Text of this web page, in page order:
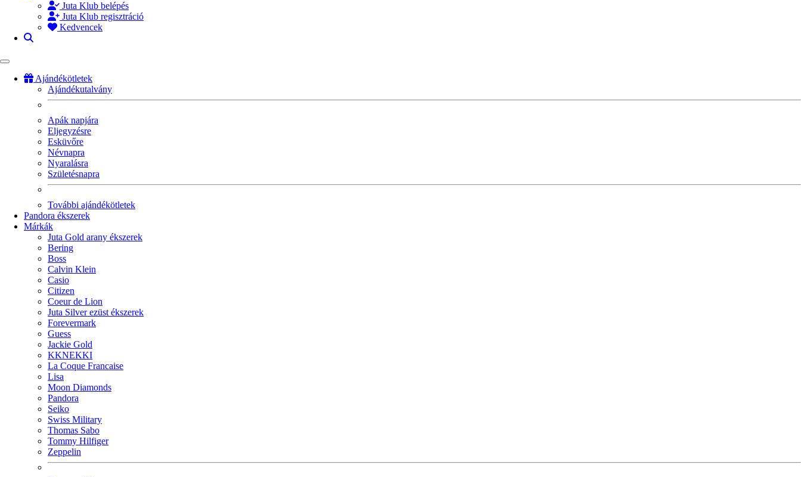
Juta Klub belépés
Juta Klub regisztráció
Kedvencek
Ajándékötletek
Ajándékutalvány
Apák napjára
Eljegyzésre
Esküvőre
Névnapra
Nyaralásra
Születésnapra
További ajándékötletek
Pandora ékszerek
Márkák
Juta Gold arany ékszerek
Bering
Boss
Calvin Klein
Casio
Citizen
Coeur de Lion
Juta Silver ezüst ékszerek
Forevermark
Guess
Jackie Gold
KKNEKKI
La Coque Francaise
Lisa
Moon Diamonds
Pandora
Seiko
Swiss Military
Thomas Sabo
Tommy Hilfiger
Zeppelin